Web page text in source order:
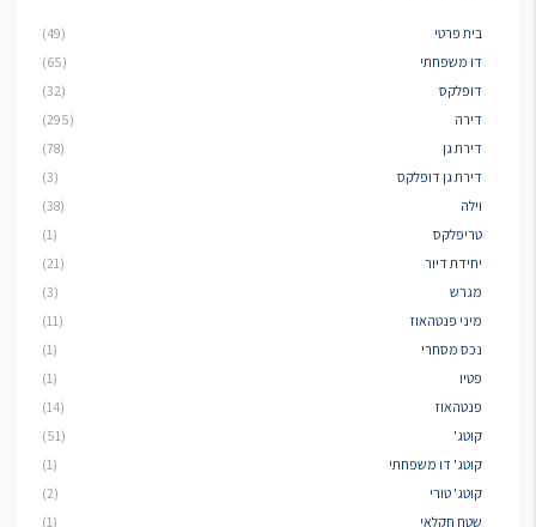
בית פרטי
(49)
דו משפחתי
(65)
דופלקס
(32)
דירה
(295)
דירת גן
(78)
דירת גן דופלקס
(3)
וילה
(38)
טריפלקס
(1)
יחידת דיור
(21)
מגרש
(3)
מיני פנטהאוז
(11)
נכס מסחרי
(1)
פטיו
(1)
פנטהאוז
(14)
קוטג'
(51)
קוטג' דו משפחתי
(1)
קוטג' טורי
(2)
שטח חקלאי
(1)